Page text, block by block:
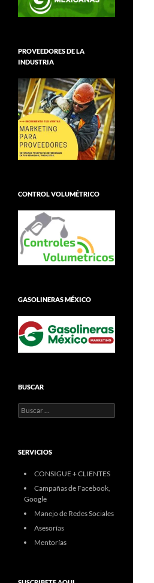
PROVEEDORES DE LA
INDUSTRIA
CONTROL VOLUMÉTRICO
GASOLINERAS MÉXICO
BUSCAR
Buscar:
SERVICIOS
CONSIGUE + CLIENTES
Campañas de Facebook,
Google
Manejo de Redes Sociales
Asesorías
Mentorías